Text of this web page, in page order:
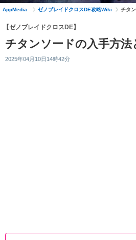
AppMedia ゼノブレイドクロスDE攻略Wiki チタ
【ゼノブレイドクロスDE】
チタンソードの入手方法
2025年04月10日14時42分